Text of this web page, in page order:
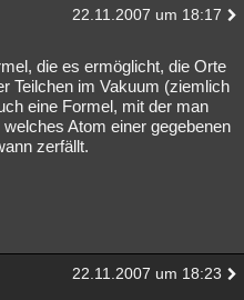
22.11.2007 um 18:17
die es ermöglicht, die Orte
Teilchen im Vakuum (ziemlich
eine Formel, mit der man
Atom einer gegebenen
zerfällt.
22.11.2007 um 18:23